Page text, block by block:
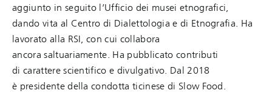
aggiunto in seguito l’Ufficio dei musei etnografici,
dando vita al Centro di Dialettologia e di Etnografia. Ha
lavorato alla RSI, con cui collabora
ancora saltuariamente. Ha pubblicato contributi
di carattere scientifico e divulgativo. Dal 2018
è presidente della condotta ticinese di Slow Food.